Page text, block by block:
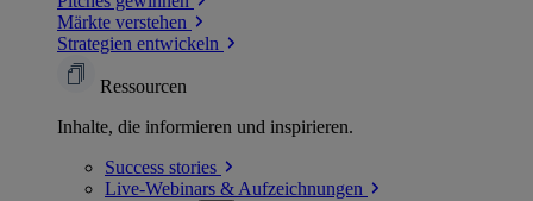
Märkte verstehen
Strategien entwickeln
Ressourcen
Inhalte, die informieren und inspirieren.
Success stories
Live-Webinars & Aufzeichnungen